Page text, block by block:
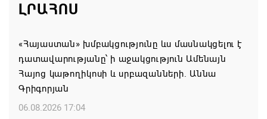
ԼՐԱՀՈՍ
«Հայաստան» խմբակցությունը ևս մասնակցելու է
դատավարությանը՝ ի աջակցություն Ամենայն
Հայոց կաթողիկոսի և սրբազանների. Աննա
Գրիգորյան
06.08.2026 17:04